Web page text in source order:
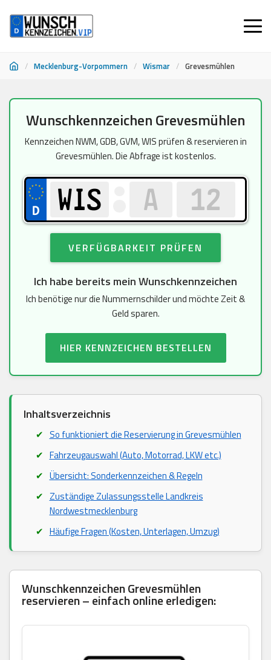
/ Mecklenburg-Vorpommern / Wismar / Grevesmühlen
Zum
Inhalt
springen
Wunschkennzeichen Grevesmühlen
Kennzeichen NWM, GDB, GVM, WIS prüfen & reservieren in
Grevesmühlen. Die Abfrage ist kostenlos.
VERFÜGBARKEIT PRÜFEN
Ich habe bereits mein Wunschkennzeichen
Ich benötige nur die Nummernschilder und möchte Zeit &
Geld sparen.
HIER KENNZEICHEN BESTELLEN
Inhaltsverzeichnis
So funktioniert die Reservierung in Grevesmühlen
Fahrzeugauswahl (Auto, Motorrad, LKW etc.)
Übersicht: Sonderkennzeichen & Regeln
Zuständige Zulassungsstelle Landkreis
Nordwestmecklenburg
Häufige Fragen (Kosten, Unterlagen, Umzug)
Wunschkennzeichen Grevesmühlen
reservieren – einfach online erledigen: